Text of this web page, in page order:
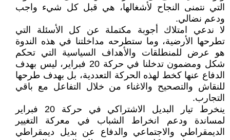
التي نتمنى النجاح لأشغالها، هي قبل كل شيء واجب
ودعم نضالي.
لا ندعي امتلاك أجوبة مكتملة عن كل الأسئلة التي
تطرحها الأرضية، وما ستطرحه مداخلتنا في هذه الندوة
هو عرض للمنطلقات والأهداف السياسية التي تحكم
شكل ومضمون تدخلنا في حركة 20 فبراير، ليس بهدف
الدفاع عنها كخط لهذه الحركة التعددية، بل بهدف طرحها
للنقاش والتصحيح والاغناء من خلال التفاعل مع باقي
التجارب.
ينخرط تيار البديل الاشتراكي في حركة 20 فبراير
لمساندة ودعم انخراط الشباب في معركة التغيير
الديمقراطي والاجتماعي والدفاع عن بديل ديمقراطي